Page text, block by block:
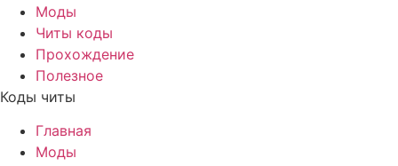
Моды
Читы коды
Прохождение
Полезное
Коды читы
Главная
Моды